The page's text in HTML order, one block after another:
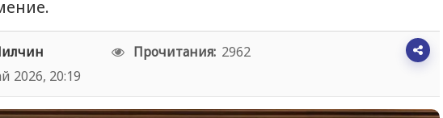
Прочитания: 2962
2026, 20:19